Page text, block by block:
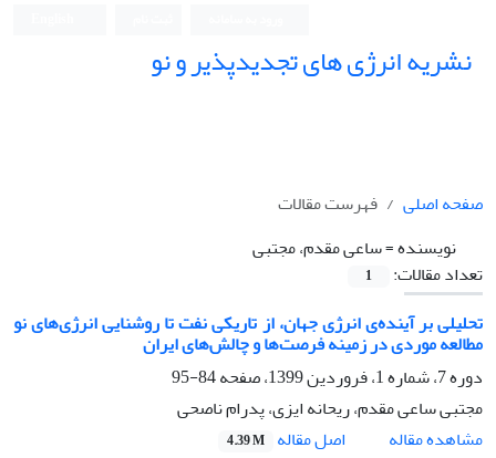
نشریه انرژی های تجدیدپذیر و نو
صفحه اصلی
فهرست مقالات
نویسنده =ساعی مقدم، مجتبی
تعداد مقالات:
1
تحلیلی بر آینده‌ی انرژی جهان، از تاریکی نفت تا روشنایی انرژی‌های نو
مطالعه موردی در زمینه فرصت‌ها و چالش‌های ایران
دوره 7، شماره 1، فروردین 1399، صفحه
84-95
مجتبی ساعی مقدم، ریحانه ایزی، پدرام ناصحی
مشاهده مقاله
اصل مقاله 4.39 M